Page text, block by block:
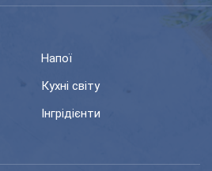
Напої
Кухні світу
Інгрідієнти